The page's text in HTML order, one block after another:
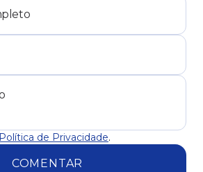
Política de Privacidade.
COMENTAR